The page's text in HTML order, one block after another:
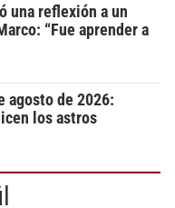
una reflexión a un
“Fue aprender a
agosto de 2026:
los astros